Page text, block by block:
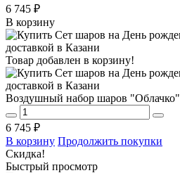
6 745 ₽
В корзину
Товар добавлен в корзину!
Воздушный набор шаров "Облачко"
6 745 ₽
В корзину Продолжить покупки
Скидка!
Быстрый просмотр